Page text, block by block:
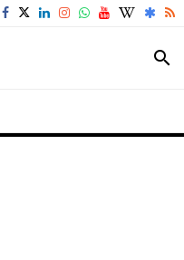
search